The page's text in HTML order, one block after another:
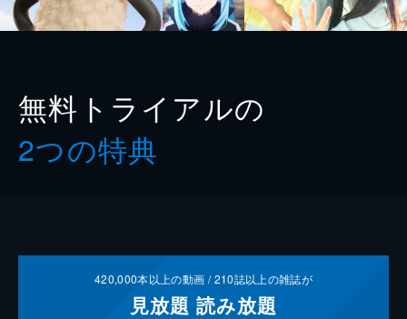
無料トライアルの
2つの特典
420,000本以上の動画 /210誌以上の雑誌が
見放題 読み放題